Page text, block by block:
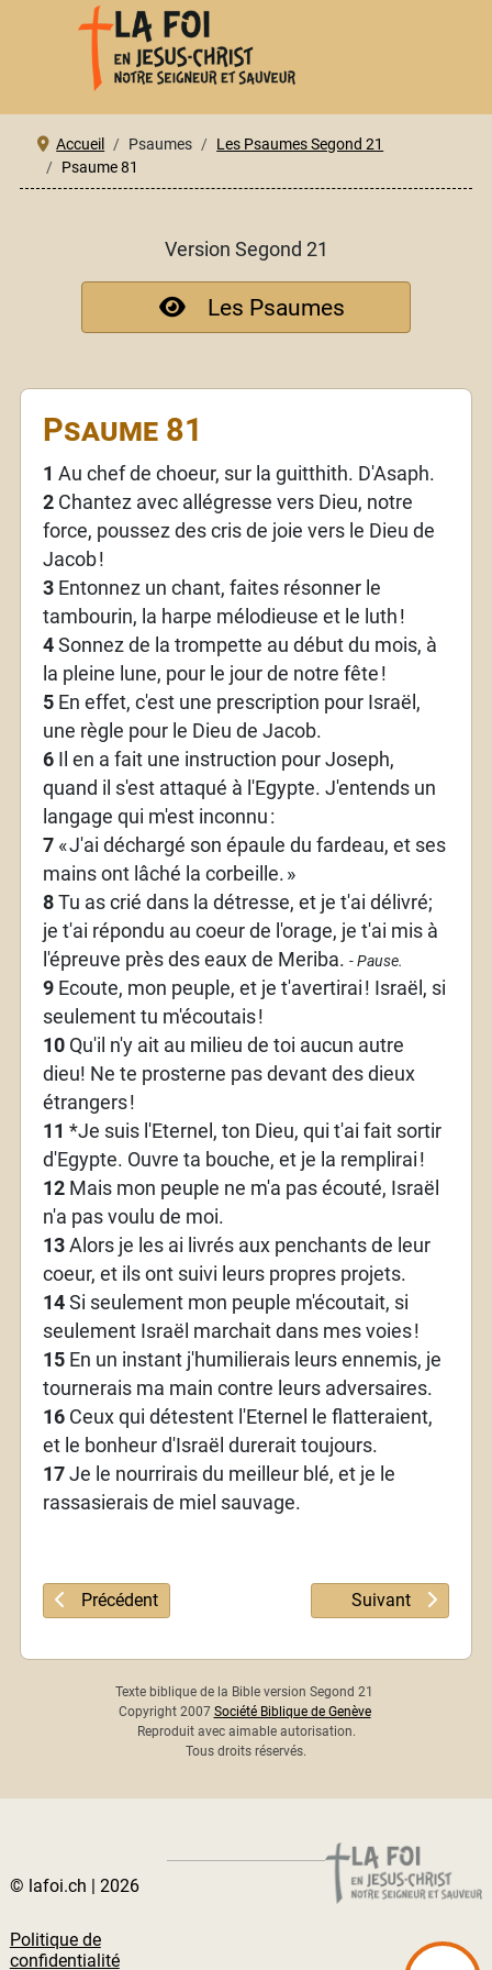
Accueil Psaumes
Les Psaumes Segond 21
Psaume 81
Version Segond 21
Les Psaumes
Psaume 81
1 Au chef de choeur, sur la guitthith. D'Asaph.
2Chantez avec allégresse vers Dieu, notre
force, poussez des cris de joie vers le Dieu de
Jacob!
3Entonnez un chant, faites résonner le
tambourin, la harpe mélodieuse et le luth !
4Sonnez de la trompette au début du mois, à
la pleine lune, pour le jour de notre fête !
5En effet, c'est une prescription pour Israël,
une règle pour le Dieu de Jacob.
6Il en a fait une instruction pour Joseph,
quand il s'est attaqué à l'Egypte. J'entends un
langage qui m'est inconnu :
7«J'ai déchargé son épaule du fardeau, et ses
mains ont lâché la corbeille. »
8Tu as crié dans la détresse, et je t'ai délivré;
je t'ai répondu au coeur de l'orage, je t'ai mis à
l'épreuve près des eaux de Meriba. - Pause.
9Ecoute, mon peuple, et je t'avertirai ! Israël, si
seulement tu m'écoutais!
10Qu'il n'y ait au milieu de toi aucun autre
dieu! Ne te prosterne pas devant des dieux
étrangers!
11 *Je suis l'Eternel, ton Dieu, qui t'ai fait sortir
d'Egypte. Ouvre ta bouche, et je la remplirai !
12Mais mon peuple ne m'a pas écouté, Israël
n'a pas voulu de moi.
13Alors je les ai livrés aux penchants de leur
coeur, et ils ont suivi leurs propres projets.
14Si seulement mon peuple m'écoutait, si
seulement Israël marchait dans mes voies!
15En un instant j'humilierais leurs ennemis, je
tournerais ma main contre leurs adversaires.
16Ceux qui détestent l'Eternel le flatteraient,
et le bonheur d'Israël durerait toujours.
17Je le nourrirais du meilleur blé, et je le
rassasierais de miel sauvage.
Article précédent : Psaume 80
Précédent Article suivant :
Suivant
Texte biblique de la Bible version Segond 21
Copyright 2007 Société Biblique de Genève
Reproduit avec aimable autorisation.
Tous droits réservés.
© lafoi.ch | 2026
Politique de
confidentialité